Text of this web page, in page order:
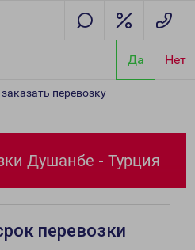
Да Нет
перевозку
Душанбе - Турция
перевозки